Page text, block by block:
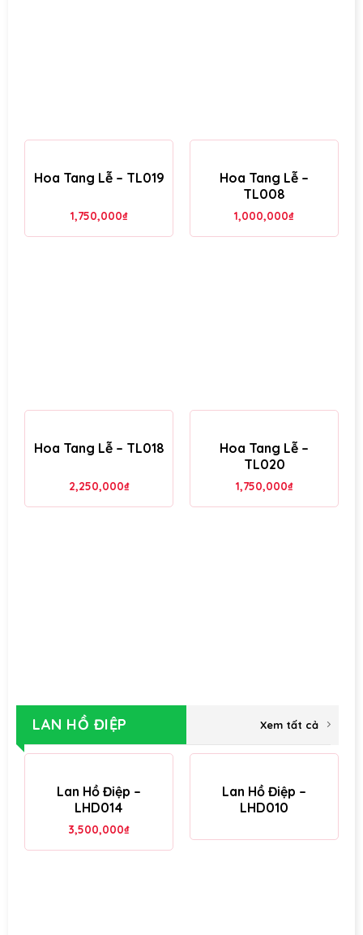
Hoa Tang Lễ – TL019
1,750,000₫
Hoa Tang Lễ –
TL008
1,000,000₫
Hoa Tang Lễ – TL018
2,250,000₫
Hoa Tang Lễ –
TL020
1,750,000₫
LAN HỒ ĐIỆP Xem tất cả
Lan Hồ Điệp –
LHD014
3,500,000₫
Lan Hồ Điệp –
LHD010